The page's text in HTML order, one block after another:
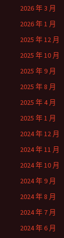
2026 年 3 月
2026 年 1 月
2025 年 12 月
2025 年 10 月
2025 年 9 月
2025 年 8 月
2025 年 4 月
2025 年 1 月
2024 年 12 月
2024 年 11 月
2024 年 10 月
2024 年 9 月
2024 年 8 月
2024 年 7 月
2024 年 6 月